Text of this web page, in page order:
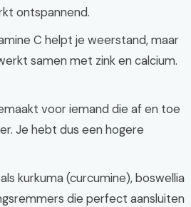
ontspannend.
C helpt je weerstand, maar
samen met zink en calcium.
voor iemand die af en toe
Je hebt dus een hogere
kurkuma (curcumine), boswellia
die perfect aansluiten